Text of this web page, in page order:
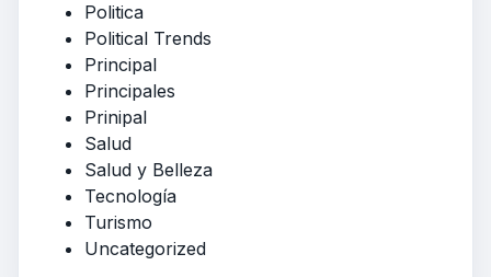
Politica
Political Trends
Principal
Principales
Prinipal
Salud
Salud y Belleza
Tecnología
Turismo
Uncategorized